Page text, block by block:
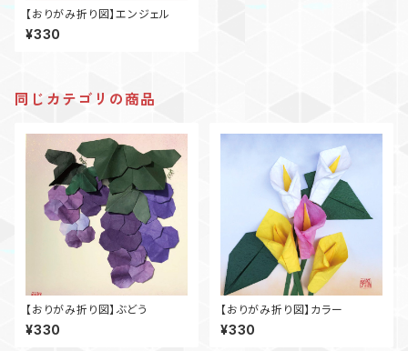
【おりがみ折り図】エンジェル
¥330
同じカテゴリの商品
【おりがみ折り図】ぶどう
¥330
【おりがみ折り図】カラー
¥330